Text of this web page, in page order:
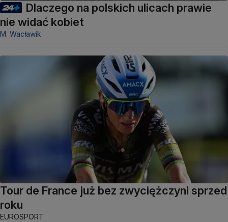
Dlaczego na polskich ulicach prawie
nie widać kobiet
M. Wacławik
Tour de France już bez zwyciężczyni sprzed
roku
EUROSPORT